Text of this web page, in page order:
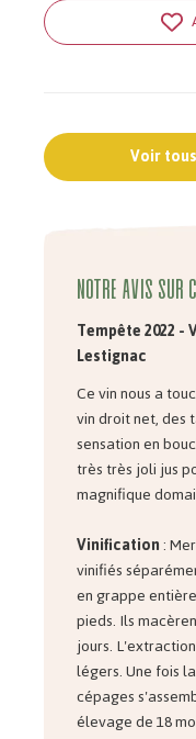
Voir
Notre avis sur
Tempête 2022 -
Lestignac
Ce vin nous a
vin droit net, des
sensation en
très très joli jus
magnifique
Vinification:
vinifiés
en grappe
pieds. Ils
jours.
légers. Une fois
cépages
élevage de 18